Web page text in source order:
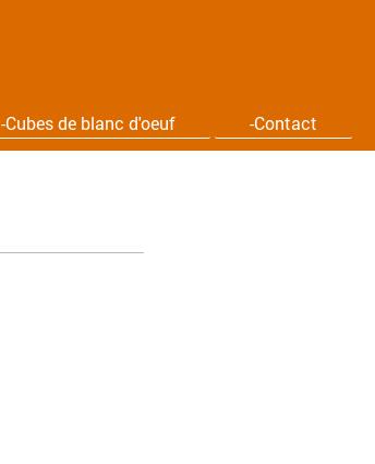
-Cubes de blanc d'oeuf -Contact